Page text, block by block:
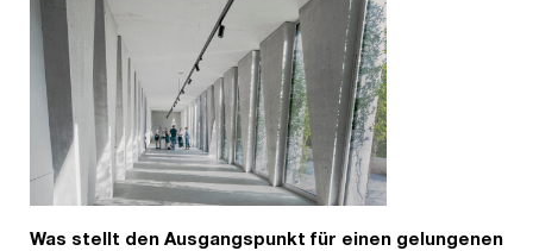
Was stellt den Ausgangspunkt für einen gelungenen